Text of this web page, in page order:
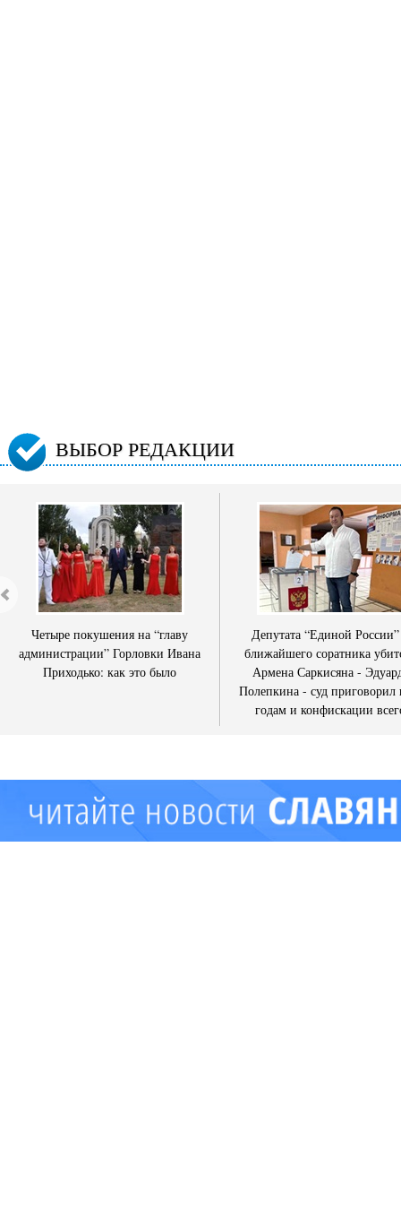
ВЫБОР РЕДАКЦИИ
Четыре покушения на “главу
администрации” Горловки Ивана
Приходько: как это было
Депутата “Единой
ближайшего соратника
Армена Саркисяна -
Полепкина - суд приговорил
годам и конфискации